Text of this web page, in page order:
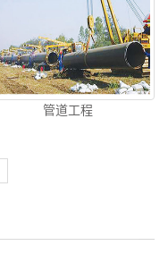
管道工程